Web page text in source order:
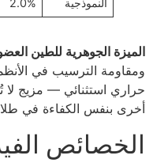
النموذجية
2.0%
الميزة الجوهرية للطين
ومقاومة الترسيب في
حراري استثنائي — مزيج لا
أخرى بنفس الكفاءة في
الخصائص